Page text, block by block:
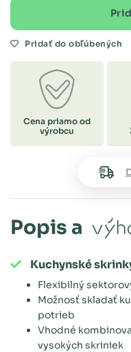
Pridať do obľúbených
Cena priamo od
výrobcu
Popis a
Kuchynské
Flexibilný
Možnosť skladať
potrieb
Vhodné
vysokých skriniek